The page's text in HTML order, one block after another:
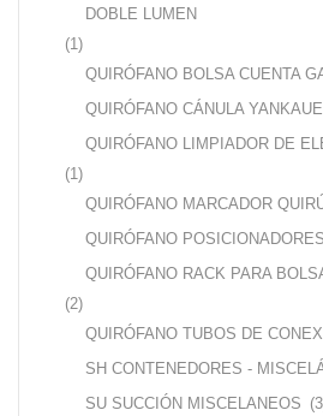
DOBLE LUMEN
(1)
QUIRÓFANO BOLSA CUENTA
QUIRÓFANO CÁNULA
QUIRÓFANO LIMPIADOR DE
(1)
QUIRÓFANO MARCADOR
QUIRÓFANO POSICIONADORES
QUIRÓFANO RACK PARA
(2)
QUIRÓFANO TUBOS DE
SH CONTENEDORES -
SU SUCCIÓN MISCELANEOS